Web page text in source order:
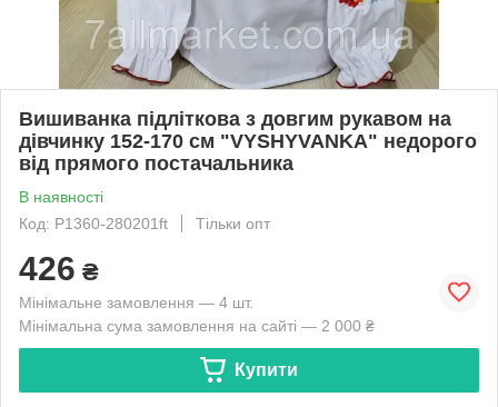
Вишиванка підліткова з довгим рукавом на
дівчинку 152-170 см "VYSHYVANKA" недорого
від прямого постачальника
В наявності
Код: P1360-280201ft
Тільки опт
426 ₴
Мінімальне замовлення — 4 шт.
Мінімальна сума замовлення на сайті — 2 000 ₴
Купити